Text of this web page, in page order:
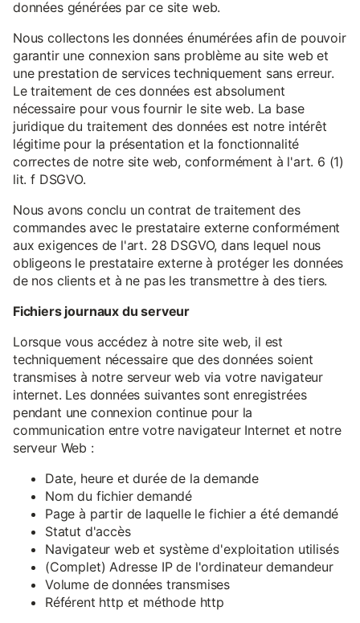
données générées par ce site web.
Nous collectons les données énumérées afin de pouvoir
garantir une connexion sans problème au site web et
une prestation de services techniquement sans erreur.
Le traitement de ces données est absolument
nécessaire pour vous fournir le site web. La base
juridique du traitement des données est notre intérêt
légitime pour la présentation et la fonctionnalité
correctes de notre site web, conformément à l'art. 6 (1)
lit. f DSGVO.
Nous avons conclu un contrat de traitement des
commandes avec le prestataire externe conformément
aux exigences de l'art. 28 DSGVO, dans lequel nous
obligeons le prestataire externe à protéger les données
de nos clients et à ne pas les transmettre à des tiers.
Fichiers journaux du serveur
Lorsque vous accédez à notre site web, il est
techniquement nécessaire que des données soient
transmises à notre serveur web via votre navigateur
internet. Les données suivantes sont enregistrées
pendant une connexion continue pour la
communication entre votre navigateur Internet et notre
serveur Web :
Date, heure et durée de la demande
Nom du fichier demandé
Page à partir de laquelle le fichier a été demandé
Statut d'accès
Navigateur web et système d'exploitation utilisés
(Complet) Adresse IP de l'ordinateur demandeur
Volume de données transmises
Référent http et méthode http